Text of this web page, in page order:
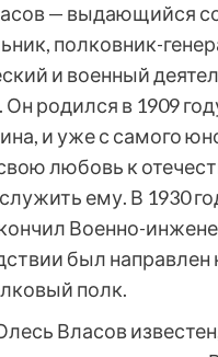
— выдающийся
полковник-
и военный
Он родился в 1909
и уже с самого
любовь к
ему. В 1930
Военно-
был направлен
полк.
Власов